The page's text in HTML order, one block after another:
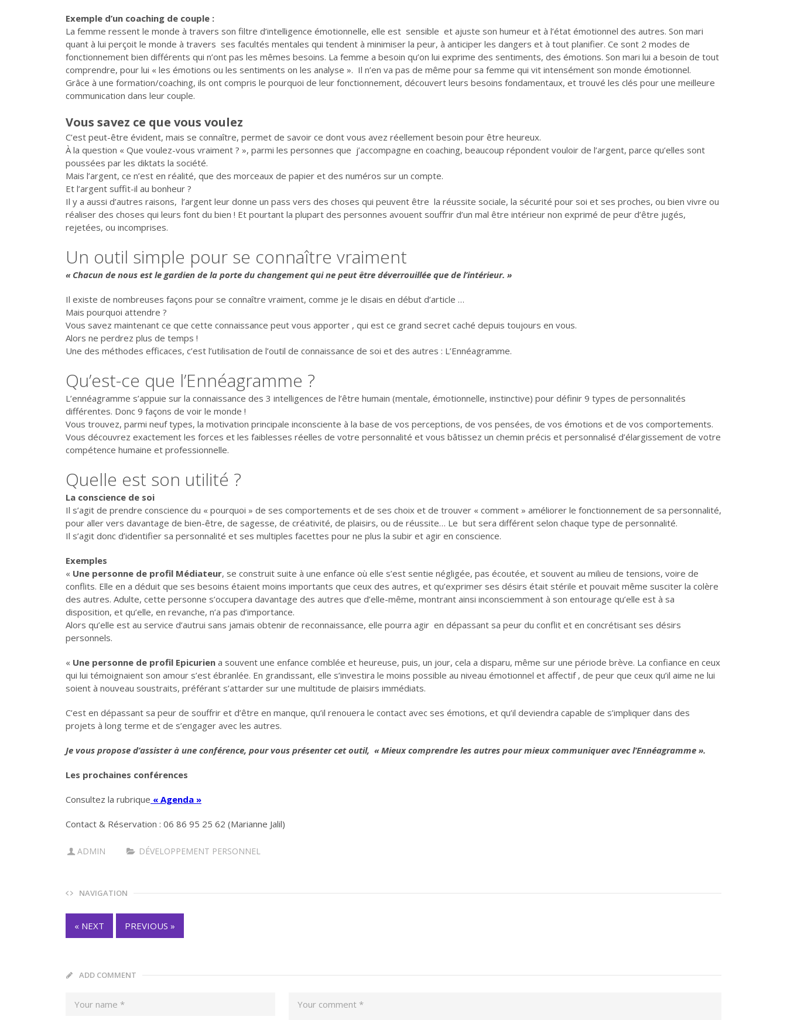
Exemple d’un coaching de couple :
La femme ressent le monde à travers son filtre d’intelligence émotionnelle, elle est sensible et ajuste son humeur et à l’état émotionnel des autres. Son mari
quant à lui perçoit le monde à travers ses facultés mentales qui tendent à minimiser la peur, à anticiper les dangers et à tout planifier. Ce sont 2 modes de
fonctionnement bien différents qui n’ont pas les mêmes besoins. La femme a besoin qu’on lui exprime des sentiments, des émotions. Son mari lui a besoin de tout
comprendre, pour lui « les émotions ou les sentiments on les analyse ». Il n’en va pas de même pour sa femme qui vit intensément son monde émotionnel.
Grâce à une formation/coaching, ils ont compris le pourquoi de leur fonctionnement, découvert leurs besoins fondamentaux, et trouvé les clés pour une meilleure
communication dans leur couple.
Vous savez ce que vous voulez
C’est peut-être évident, mais se connaître, permet de savoir ce dont vous avez réellement besoin pour être heureux.
À la question « Que voulez-vous vraiment ? », parmi les personnes que j’accompagne en coaching, beaucoup répondent vouloir de l’argent, parce qu’elles sont
poussées par les diktats la société.
Mais l’argent, ce n’est en réalité, que des morceaux de papier et des numéros sur un compte.
Et l’argent suffit-il au bonheur ?
Il y a aussi d’autres raisons, l’argent leur donne un pass vers des choses qui peuvent être la réussite sociale, la sécurité pour soi et ses proches, ou bien vivre ou
réaliser des choses qui leurs font du bien ! Et pourtant la plupart des personnes avouent souffrir d’un mal être intérieur non exprimé de peur d’être jugés,
rejetées, ou incomprises.
Un outil simple pour se connaître vraiment
« Chacun de nous est le gardien de la porte du changement qui ne peut être déverrouillée que de l’intérieur. »
Il existe de nombreuses façons pour se connaître vraiment, comme je le disais en début d’article …
Mais pourquoi attendre ?
Vous savez maintenant ce que cette connaissance peut vous apporter , qui est ce grand secret caché depuis toujours en vous.
Alors ne perdrez plus de temps !
Une des méthodes efficaces, c’est l’utilisation de l’outil de connaissance de soi et des autres : L’Ennéagramme.
Qu’est-ce que l’Ennéagramme ?
L’ennéagramme s’appuie sur la connaissance des 3 intelligences de l’être humain (mentale, émotionnelle, instinctive) pour définir 9 types de personnalités
différentes. Donc 9 façons de voir le monde !
Vous trouvez, parmi neuf types, la motivation principale inconsciente à la base de vos perceptions, de vos pensées, de vos émotions et de vos comportements.
Vous découvrez exactement les forces et les faiblesses réelles de votre personnalité et vous bâtissez un chemin précis et personnalisé d’élargissement de votre
compétence humaine et professionnelle.
Quelle est son utilité ?
La conscience de soi
Il s’agit de prendre conscience du « pourquoi » de ses comportements et de ses choix et de trouver « comment » améliorer le fonctionnement de sa personnalité,
pour aller vers davantage de bien-être, de sagesse, de créativité, de plaisirs, ou de réussite… Le but sera différent selon chaque type de personnalité.
Il s’agit donc d’identifier sa personnalité et ses multiples facettes pour ne plus la subir et agir en conscience.
Exemples
« Une personne de profil Médiateur, se construit suite à une enfance où elle s’est sentie négligée, pas écoutée, et souvent au milieu de tensions, voire de
conflits. Elle en a déduit que ses besoins étaient moins importants que ceux des autres, et qu’exprimer ses désirs était stérile et pouvait même susciter la colère
des autres. Adulte, cette personne s’occupera davantage des autres que d’elle-même, montrant ainsi inconsciemment à son entourage qu’elle est à sa
disposition, et qu’elle, en revanche, n’a pas d’importance.
Alors qu’elle est au service d’autrui sans jamais obtenir de reconnaissance, elle pourra agir en dépassant sa peur du conflit et en concrétisant ses désirs
personnels.
« Une personne de profil Epicurien a souvent une enfance comblée et heureuse, puis, un jour, cela a disparu, même sur une période brève. La confiance en ceux
qui lui témoignaient son amour s’est ébranlée. En grandissant, elle s’investira le moins possible au niveau émotionnel et affectif , de peur que ceux qu’il aime ne lui
soient à nouveau soustraits, préférant s’attarder sur une multitude de plaisirs immédiats.
C’est en dépassant sa peur de souffrir et d’être en manque, qu’il renouera le contact avec ses émotions, et qu’il deviendra capable de s’impliquer dans des
projets à long terme et de s’engager avec les autres.
Je vous propose d’assister à une conférence, pour vous présenter cet outil, « Mieux comprendre les autres pour mieux communiquer avec l’Ennéagramme ».
Les prochaines conférences
Consultez la rubrique « Agenda »
Contact & Réservation : 06 86 95 25 62 (Marianne Jalil)
ADMIN DÉVELOPPEMENT PERSONNEL
NAVIGATION
« NEXT PREVIOUS »
ADD COMMENT